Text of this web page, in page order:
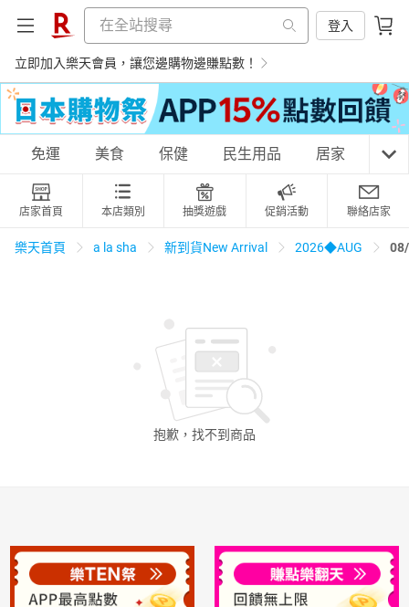
登入
立即加入樂天會員，讓您邊購物邊賺點數！
購物網分類
天天免運 美食蛋糕 養生保健 民生用品
化妝保養
免運 美食 保健 民生用品 居家 3C
店家首頁 本店類別 抽獎遊戲 促銷活動 聯絡店家
樂天首頁 a la sha 新到貨New Arrival 2026◆AUG
抱歉，找不到 商品